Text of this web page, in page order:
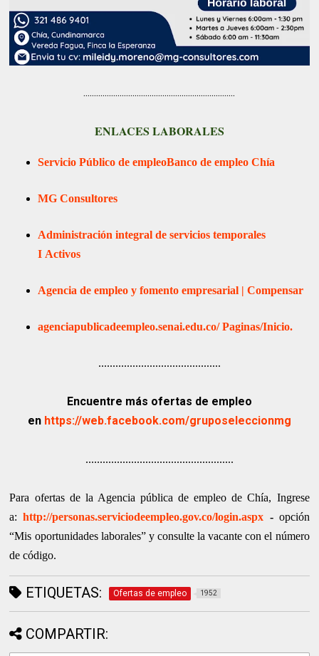
.......................................................................
ENLACES LABORALES
Servicio Público de empleoBanco de empleo Chía
MG Consultores
Administración integral de servicios temporales
I Activos
Agencia de empleo y fomento empresarial | Compensar
agenciapublicadeempleo.senai.edu.co/Paginas/Inicio.
...........................................
Encuentre más ofertas de empleo
en https://web.facebook.com/gruposeleccionmg
....................................................
Para ofertas de la Agencia pública de empleo de Chía, Ingrese
a:http://personas.serviciodeempleo.gov.co/login.aspx -opción
“Mis oportunidades laborales” y consulte la vacante con el número
de código.
ETIQUETAS: Ofertas de empleo 1952
COMPARTIR: